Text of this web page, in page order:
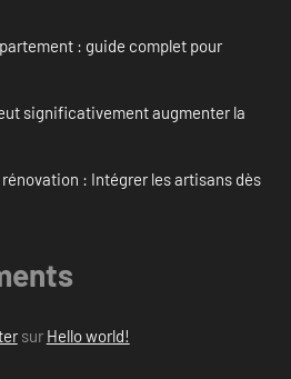
: guide complet pour
significativement augmenter la
: Intégrer les artisans dès
sur Hello world!